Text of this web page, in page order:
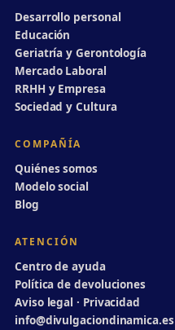
Desarrollo personal
Educación
Geriatría y Gerontología
Mercado Laboral
RRHH y Empresa
Sociedad y Cultura
COMPAÑÍA
Quiénes somos
Modelo social
Blog
ATENCIÓN
Centro de ayuda
Política de devoluciones
Aviso legal · Privacidad
info@divulgaciondinamica.es